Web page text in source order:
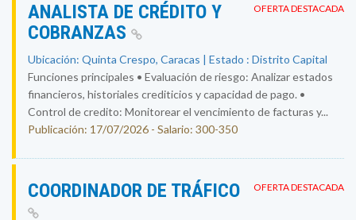
OFERTA DESTACADA
ANALISTA DE CRÉDITO Y
COBRANZAS
Ubicación: Quinta Crespo, Caracas | Estado : Distrito Capital
Funciones principales • Evaluación de riesgo: Analizar estados
financieros, historiales crediticios y capacidad de pago. •
Control de credito: Monitorear el vencimiento de facturas y...
Publicación: 17/07/2026 - Salario: 300-350
OFERTA DESTACADA
COORDINADOR DE TRÁFICO